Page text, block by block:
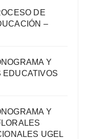
DE
–
Y
EDUCATIVOS
Y
UGEL